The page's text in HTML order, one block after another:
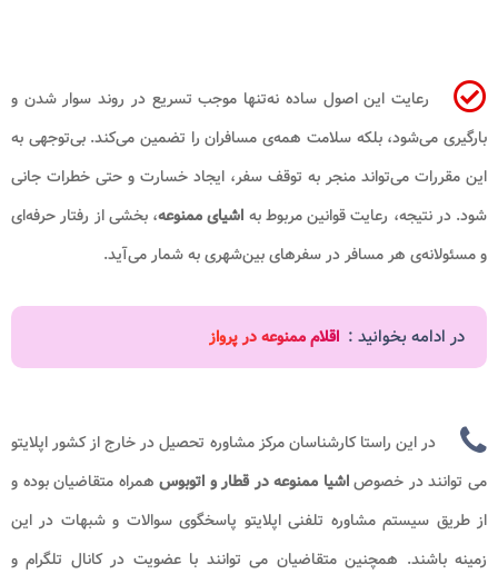
رعایت این اصول ساده نه‌تنها موجب تسریع در روند سوار شدن و
بارگیری می‌شود، بلکه سلامت همه‌ی مسافران را تضمین می‌کند. بی‌توجهی به
این مقررات می‌تواند منجر به توقف سفر، ایجاد خسارت و حتی خطرات جانی
شود. در نتیجه، رعایت قوانین مربوط به اشیای ممنوعه، بخشی از رفتار حرفه‌ای
و مسئولانه‌ی هر مسافر در سفرهای بین‌شهری به شمار می‌آید.
در ادامه بخوانید : اقلام ممنوعه در پرواز
در این راستا کارشناسان مرکز مشاوره تحصیل در خارج از کشور اپلایتو
می توانند در خصوصاشیا ممنوعه در قطار و اتوبوسهمراه متقاضیان بوده و
از طریق سیستم مشاوره تلفنی اپلایتو پاسخگوی سوالات و شبهات در این
زمینه باشند. همچنین متقاضیان می توانند با عضویت در کانال تلگرام و